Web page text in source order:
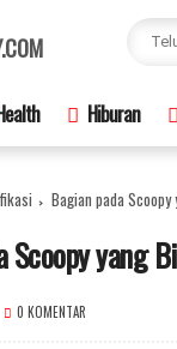
Hiburan
Bagian pada
Scoopy yang
0 KOMENTAR